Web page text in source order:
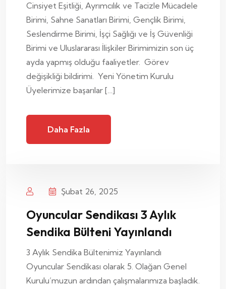
Cinsiyet Eşitliği, Ayrımcılık ve Tacizle Mücadele
Birimi, Sahne Sanatları Birimi, Gençlik Birimi,
Seslendirme Birimi, İşçi Sağlığı ve İş Güvenliği
Birimi ve Uluslararası İlişkiler Birimimizin son üç
ayda yapmış olduğu faaliyetler. Görev
değişikliği bildirimi. Yeni Yönetim Kurulu
Üyelerimize başarılar […]
Daha Fazla
Şubat 26, 2025
Oyuncular Sendikası 3 Aylık
Sendika Bülteni Yayınlandı
3 Aylık Sendika Bültenimiz Yayınlandı
Oyuncular Sendikası olarak 5. Olağan Genel
Kurulu’muzun ardından çalışmalarımıza başladık.